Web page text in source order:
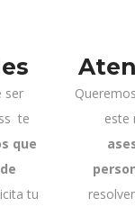
ser
te
que
tu
este